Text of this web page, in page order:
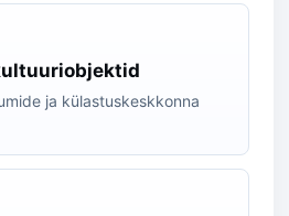
ja külastuskeskkonna